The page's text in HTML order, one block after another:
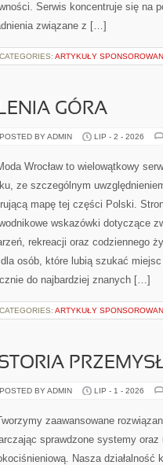
Serwis koncentruje się na
związane z […]
CATEGORIES: ARTYKUŁY
GÓRA
POSTED BY ADMIN LIP - 2 - 2026
Wrocław to wielowątkowy
ze szczególnym
mapę tej części Polski.
wskazówki dotyczące
rekreacji oraz codziennego
dla osób, które lubią szukać
do najbardziej znanych […]
CATEGORIES: ARTYKUŁY
POSTED BY ADMIN LIP - 1 - 2026
zaawansowane
sprawdzone systemy
Nasza działalność